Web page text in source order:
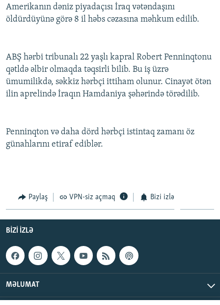
QANUNI DOĞRU
ARAŞDIRMA
VIDEO
FOTOQALEREYA
İNFOQRAFIKA
RADIO ARXIV
OXU ZALI
AZƏRBAYCAN ƏDƏBIYYATI KITABXANASI
İZ - MƏDƏNIYYƏT PROQRAMI
HAQQIMIZDA
MISSIYAMIZ
MATERIALLARIMIZDAN ISTIFADƏ
AZADLIQRADIOSU MOBIL TELEFONUNUZDA
RFE/RL-in bütün saytları
Amerikanın dəniz piyadaçısı İraq vətəndaşını
öldürdüyünə görə 8 il həbs cəzasına məhkum edilib.
ABŞ hərbi tribunalı 22 yaşlı kapral Robert Penninqtonu
qətldə əlbir olmaqda təqsirli bilib. Bu iş üzrə
ümumilikdə, səkkiz hərbçi ittiham olunur. Cinayət ötən
ilin aprelində İraqın Hamdaniya şəhərində törədilib.
Penninqton və daha dörd hərbçi istintaq zamanı öz
günahlarını etiraf ediblər.
Paylaş VPN-siz açmaq Bizi izlə
BIZI IZLƏ
MƏLUMAT